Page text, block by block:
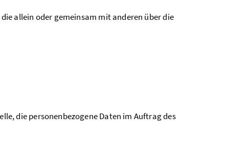
allein oder gemeinsam mit anderen über die
die personenbezogene Daten im Auftrag des